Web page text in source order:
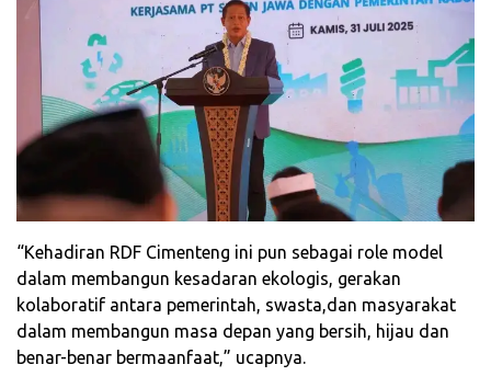
“Kehadiran RDF Cimenteng ini pun sebagai role model
dalam membangun kesadaran ekologis, gerakan
kolaboratif antara pemerintah, swasta,dan masyarakat
dalam membangun masa depan yang bersih, hijau dan
benar-benar bermaanfaat,” ucapnya.